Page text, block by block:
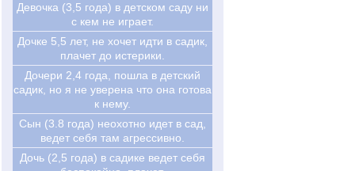
Девочка (3,5 года) в детском саду ни
с кем не играет.
Дочке 5,5 лет, не хочет идти в садик,
плачет до истерики.
Дочери 2,4 года, пошла в детский
садик, но я не уверена что она готова
к нему.
Cын (3.8 года) неохотно идет в сад,
ведет себя там агрессивно.
Дочь (2,5 года) в садике ведет себя